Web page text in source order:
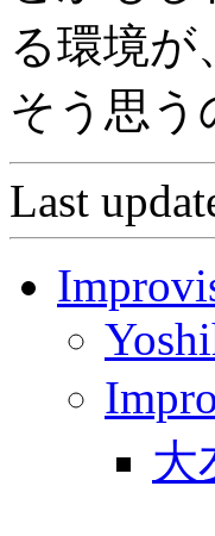
る環境
そう思う
Last
大